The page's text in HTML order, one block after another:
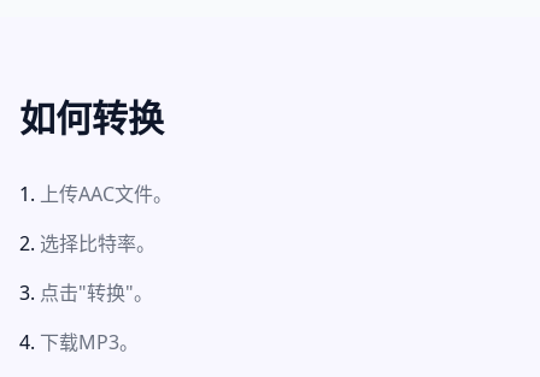
如何转换
上传AAC文件。
选择比特率。
点击"转换"。
下载MP3。